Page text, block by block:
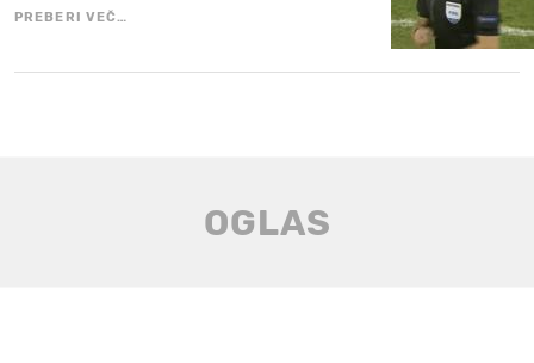
PREBERI VEČ…